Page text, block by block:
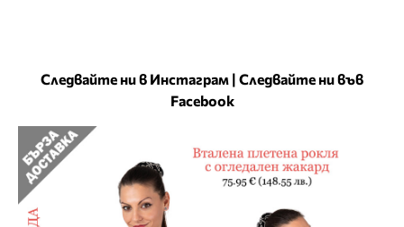
Следвайте ни в Инстаграм | Следвайте ни във
Facebook